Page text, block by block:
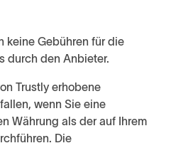
keine Gebühren für die
durch den Anbieter.
Trustly erhobene
wenn Sie eine
Währung als der auf Ihrem
Die